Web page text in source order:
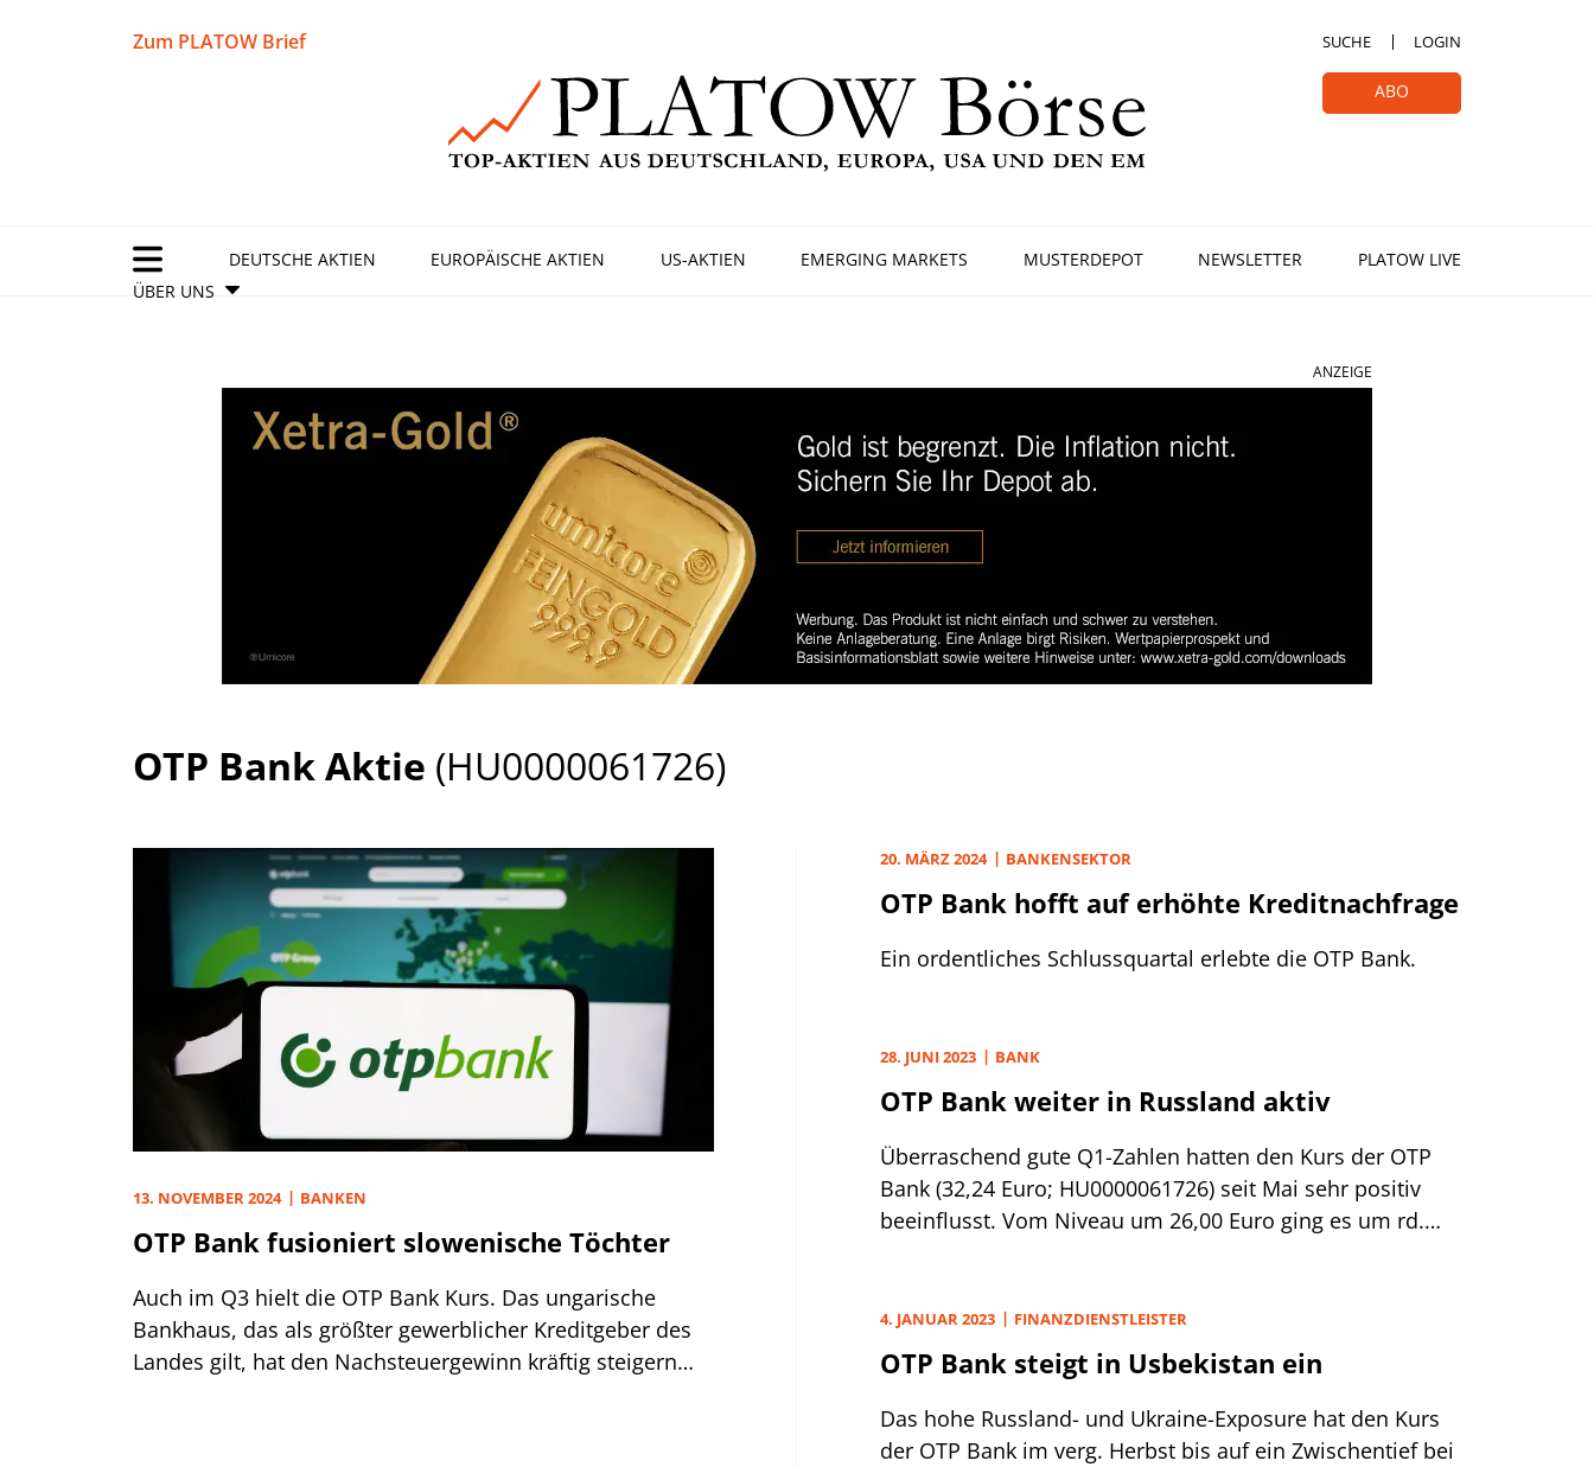
Zum PLATOW Brief SUCHE LOGIN
ABO
DEUTSCHE AKTIEN EUROPÄISCHE AKTIEN US-AKTIEN EMERGING MARKETS MUSTERDEPOT NEWSLETTER
PLATOW LIVE
ÜBER UNS
ANZEIGE
OTP Bank Aktie (HU0000061726)
13. NOVEMBER 2024 BANKEN
OTP Bank fusioniert slowenische Töchter
Auch im Q3 hielt die OTP Bank Kurs. Das ungarische
Bankhaus, das als größter gewerblicher Kreditgeber des
Landes gilt, hat den Nachsteuergewinn kräftig steigern
20. MÄRZ 2024 BANKENSEKTOR
OTP Bank hofft auf erhöhte Kreditnachfrage
Ein ordentliches Schlussquartal erlebte die OTP Bank.
28. JUNI 2023 BANK
OTP Bank weiter in Russland aktiv
Überraschend gute Q1-Zahlen hatten den Kurs der OTP
Bank (32,24 Euro; HU0000061726) seit Mai sehr positiv
beeinflusst. Vom Niveau um 26,00 Euro ging es um rd.
ungarischen Forint (HUF; ca. 530 Mio. Euro) ausgewiesen.
4. JANUAR 2023 FINANZDIENSTLEISTER
OTP Bank steigt in Usbekistan ein
Das hohe Russland- und Ukraine-Exposure hat den Kurs
der OTP Bank im verg. Herbst bis auf ein Zwischentief bei